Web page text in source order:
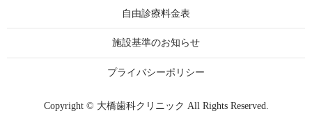
自由診療料金表
施設基準のお知らせ
プライバシーポリシー
Copyright © 大橋歯科クリニック All Rights Reserved.